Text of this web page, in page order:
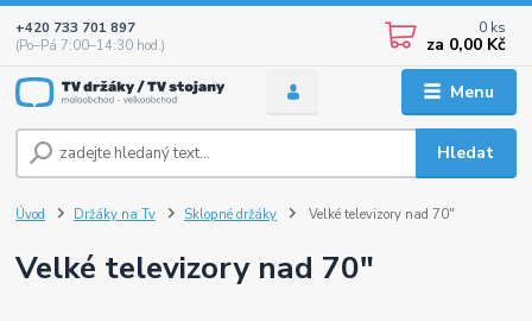
Menu
Hledat
+420 733 701 897
(Po–Pá 7:00–14:30 hod.)
0 ks
za 0,00 Kč
Úvod Držáky na Tv Sklopné držáky Velké televizory nad 70"
Velké televizory nad 70"